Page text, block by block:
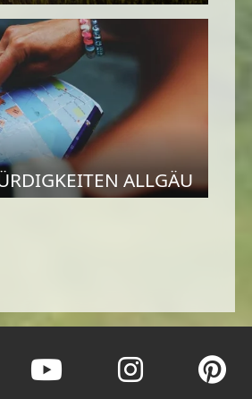
ALLGÄU